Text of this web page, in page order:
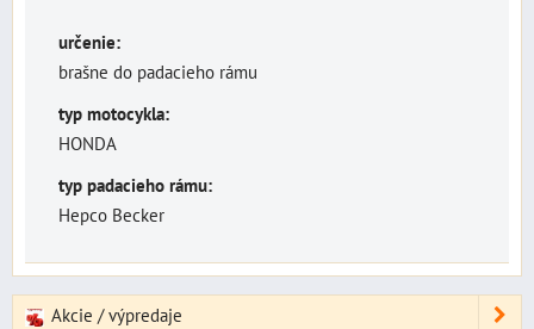
určenie:
brašne do padacieho rámu
typ motocykla:
HONDA
typ padacieho rámu:
Hepco Becker
Akcie / výpredaje